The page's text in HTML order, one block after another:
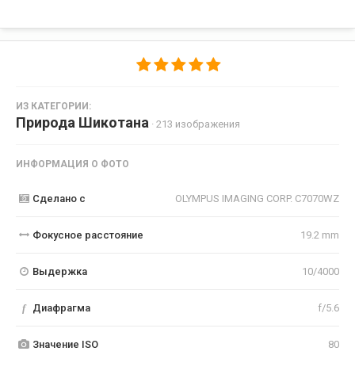
ИЗ КАТЕГОРИИ:
Природа Шикотана · 213 изображения
ИНФОРМАЦИЯ О ФОТО
Сделано с OLYMPUS IMAGING CORP. C7070WZ
Фокусное расстояние 19.2 mm
Выдержка 10/4000
f Диафрагма f/5.6
Значение ISO 80